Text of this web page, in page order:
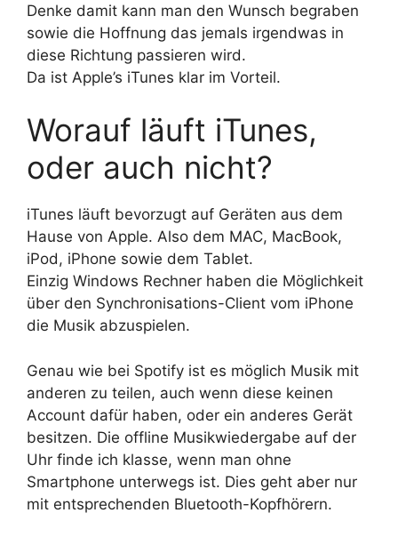
Denke damit kann man den Wunsch begraben
sowie die Hoffnung das jemals irgendwas in
diese Richtung passieren wird.
Da ist Apple’s iTunes klar im Vorteil.
Worauf läuft iTunes,
oder auch nicht?
iTunes läuft bevorzugt auf Geräten aus dem
Hause von Apple. Also dem MAC, MacBook,
iPod, iPhone sowie dem Tablet.
Einzig Windows Rechner haben die Möglichkeit
über den Synchronisations-Client vom iPhone
die Musik abzuspielen.
Genau wie bei Spotify ist es möglich Musik mit
anderen zu teilen, auch wenn diese keinen
Account dafür haben, oder ein anderes Gerät
besitzen. Die offline Musikwiedergabe auf der
Uhr finde ich klasse, wenn man ohne
Smartphone unterwegs ist. Dies geht aber nur
mit entsprechenden Bluetooth-Kopfhörern.